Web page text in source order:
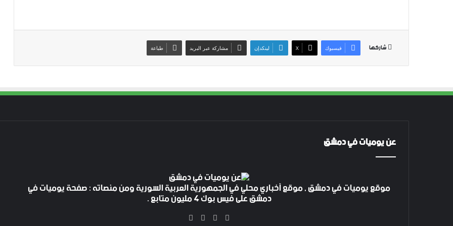
شاركها فيسبوك ‫X لينكدإن مشاركة عبر البريد طباعة
عن يوميات في دمشق
موقع يوميات في دمشق , موقع أخباري محلي في الجمهورية العربية السورية ومن منصاته : صفحة يوميات في
دمشق على فيس بوك 4 مليون متابع .
فيسبوك
‫X
‫YouTube